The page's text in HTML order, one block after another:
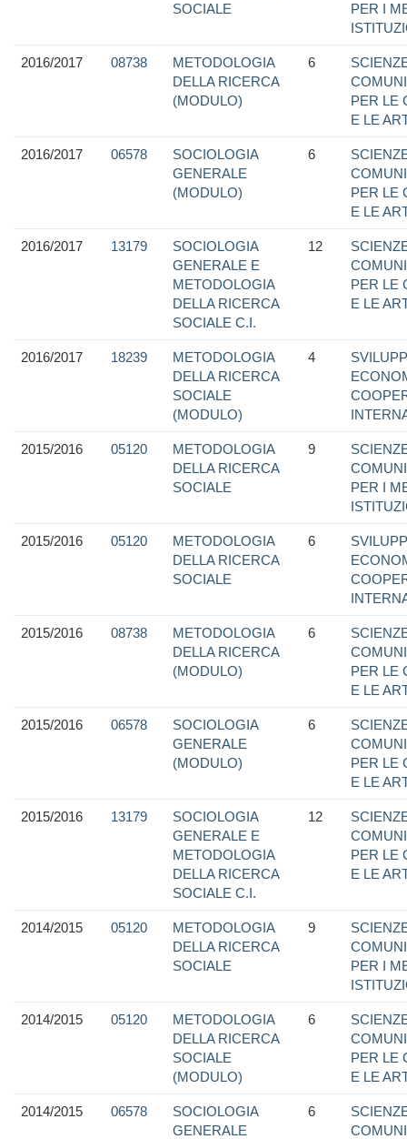
SOCIALE
PER I
2016/2017 08738
METODOLOGIA
DELLA RICERCA
(MODULO)
6
PER LE
E LE
2016/2017 06578
SOCIOLOGIA
GENERALE
(MODULO)
6
PER LE
E LE
2016/2017 13179
SOCIOLOGIA
GENERALE E
METODOLOGIA
DELLA RICERCA
SOCIALE C.I.
12
PER LE
E LE
2016/2017 18239
METODOLOGIA
DELLA RICERCA
SOCIALE
(MODULO)
4
2015/2016 05120
METODOLOGIA
DELLA RICERCA
SOCIALE
9
PER I
2015/2016 05120
METODOLOGIA
DELLA RICERCA
SOCIALE
6
2015/2016 08738
METODOLOGIA
DELLA RICERCA
(MODULO)
6
PER LE
E LE
2015/2016 06578
SOCIOLOGIA
GENERALE
(MODULO)
6
PER LE
E LE
2015/2016 13179
SOCIOLOGIA
GENERALE E
METODOLOGIA
DELLA RICERCA
SOCIALE C.I.
12
PER LE
E LE
2014/2015 05120
METODOLOGIA
DELLA RICERCA
SOCIALE
9
PER I
2014/2015 05120
METODOLOGIA
DELLA RICERCA
SOCIALE
(MODULO)
6
PER LE
E LE
2014/2015 06578
SOCIOLOGIA
GENERALE
6